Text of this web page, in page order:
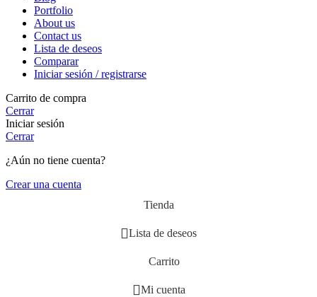
Portfolio
About us
Contact us
Lista de deseos
Comparar
Iniciar sesión / registrarse
Carrito de compra
Cerrar
Iniciar sesión
Cerrar
¿Aún no tiene cuenta?
Crear una cuenta
Tienda
Lista de deseos
Carrito
Mi cuenta